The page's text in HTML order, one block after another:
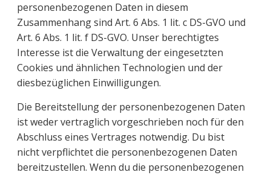
personenbezogenen Daten in diesem
Zusammenhang sind Art. 6 Abs. 1 lit. c DS-GVO und
Art. 6 Abs. 1 lit. f DS-GVO. Unser berechtigtes
Interesse ist die Verwaltung der eingesetzten
Cookies und ähnlichen Technologien und der
diesbezüglichen Einwilligungen.
Die Bereitstellung der personenbezogenen Daten
ist weder vertraglich vorgeschrieben noch für den
Abschluss eines Vertrages notwendig. Du bist
nicht verpflichtet die personenbezogenen Daten
bereitzustellen. Wenn du die personenbezogenen